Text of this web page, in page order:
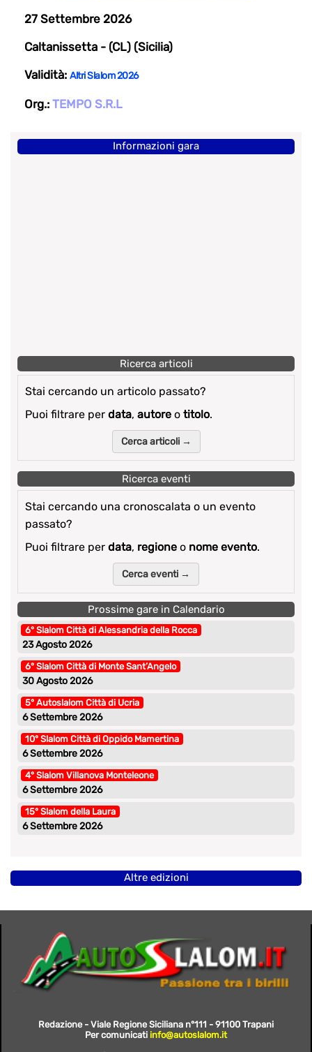
27 Settembre 2026
Caltanissetta - (CL) (Sicilia)
Validità: Altri Slalom 2026
Org.: TEMPO S.R.L
Informazioni gara
Ricerca articoli
Stai cercando un articolo passato?
Puoi filtrare per data, autore o titolo.
Cerca articoli →
Ricerca eventi
Stai cercando una cronoscalata o un evento
passato?
Puoi filtrare per data, regione o nome evento.
Cerca eventi →
Prossime gare in Calendario
6° Slalom Città di Alessandria della Rocca
23 Agosto 2026
6° Slalom Città di Monte Sant’Angelo
30 Agosto 2026
5° Autoslalom Città di Ucria
6 Settembre 2026
10° Slalom Città di Oppido Mamertina
6 Settembre 2026
4° Slalom Villanova Monteleone
6 Settembre 2026
15° Slalom della Laura
6 Settembre 2026
Altre edizioni
Redazione - Viale Regione Siciliana n°111 - 91100 Trapani
Per comunicati info@autoslalom.it